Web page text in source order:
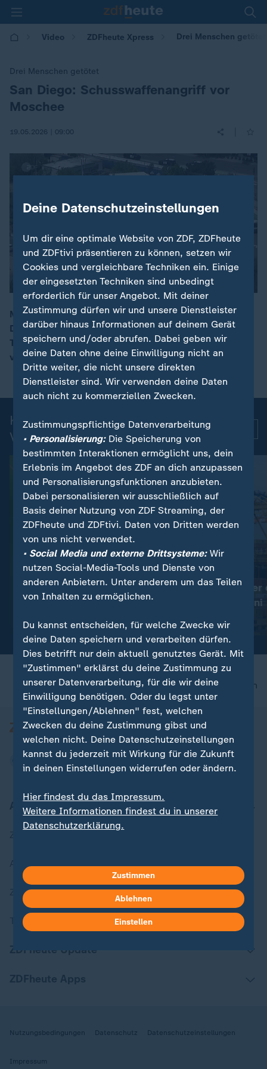
Video ZDFheute Xpress Drei Menschen
Drei Menschen getötet
:
San Diego: Schusswaffenangriff vor
Moschee
19.05.2026 | 09:00
00:10
Mindestens drei Menschen sind im kalifornischen San
Diego bei einem Schusswaffenangriff gestorben. Die
Tat ereignete sich vor einer Moschee. Die Polizei geht
von einem Hassverbrechen aus.
Kurznachrichten: Aktuelle
Videos
Ungefährlich für Menschen:
Mehr Gottesanbeterinnen in
Deutschland
Video
Welthandel
Rekordwert der
Exporte im Juni
Video 0:45
nach oben
Aktuell bei ZDFheute
Aktuelle Sendungs-Videos
ZDFheute Stories
Themen im Überblick
ZDFheute Update
Nutzungsbedingungen Datenschutz Datenschutzeinstellungen
Impressum
Deine Datenschutzeinstellungen
Um dir eine optimale Website von ZDF, ZDFheute
und ZDFtivi präsentieren zu können, setzen wir
Cookies und vergleichbare Techniken ein. Einige
der eingesetzten Techniken sind unbedingt
erforderlich für unser Angebot. Mit deiner
Zustimmung dürfen wir und unsere Dienstleister
darüber hinaus Informationen auf deinem Gerät
speichern und/oder abrufen. Dabei geben wir
deine Daten ohne deine Einwilligung nicht an
Dritte weiter, die nicht unsere direkten
Dienstleister sind. Wir verwenden deine Daten
auch nicht zu kommerziellen Zwecken.
Zustimmungspflichtige Datenverarbeitung
• Personalisierung:Die Speicherung von
bestimmten Interaktionen ermöglicht uns, dein
Erlebnis im Angebot des ZDF an dich anzupassen
und Personalisierungsfunktionen anzubieten.
Dabei personalisieren wir ausschließlich auf
Basis deiner Nutzung von ZDF Streaming, der
ZDFheute und ZDFtivi. Daten von Dritten werden
von uns nicht verwendet.
• Social Media und externe Drittsysteme:Wir
nutzen Social-Media-Tools und Dienste von
anderen Anbietern. Unter anderem um das Teilen
von Inhalten zu ermöglichen.
Du kannst entscheiden, für welche Zwecke wir
deine Daten speichern und verarbeiten dürfen.
Dies betrifft nur dein aktuell genutztes Gerät. Mit
"Zustimmen" erklärst du deine Zustimmung zu
unserer Datenverarbeitung, für die wir deine
Einwilligung benötigen. Oder du legst unter
"Einstellungen/Ablehnen" fest, welchen
Zwecken du deine Zustimmung gibst und
welchen nicht. Deine Datenschutzeinstellungen
kannst du jederzeit mit Wirkung für die Zukunft
in deinen Einstellungen widerrufen oder ändern.
Hier findest du das Impressum.
Weitere Informationen findest du in unserer
Datenschutzerklärung.
Zustimmen
Ablehnen
Einstellen